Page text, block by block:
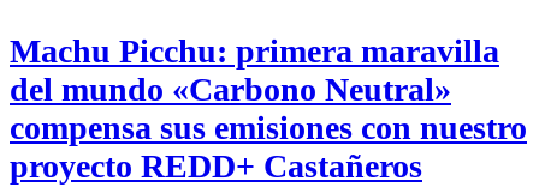
Machu Picchu: primera maravilla
del mundo «Carbono Neutral»
compensa sus emisiones con nuestro
proyecto REDD+ Castañeros